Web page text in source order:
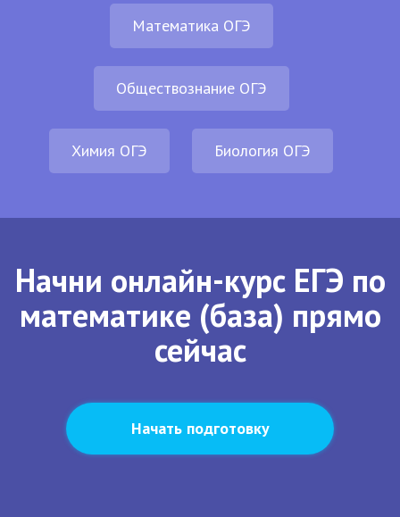
Математика ОГЭ
Обществознание ОГЭ
Химия ОГЭ Биология ОГЭ
Начни онлайн-курс ЕГЭ по
математике (база) прямо
сейчас
Начать подготовку